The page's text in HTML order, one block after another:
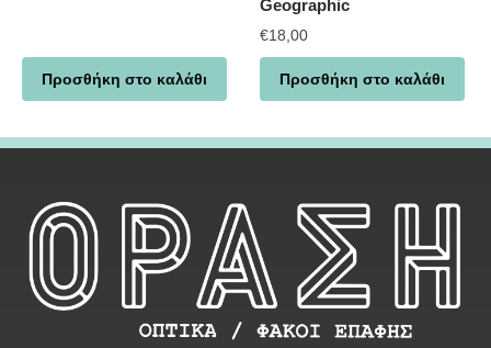
Προσθήκη στο καλάθι
Geographic
€18,00
Προσθήκη στο καλάθι